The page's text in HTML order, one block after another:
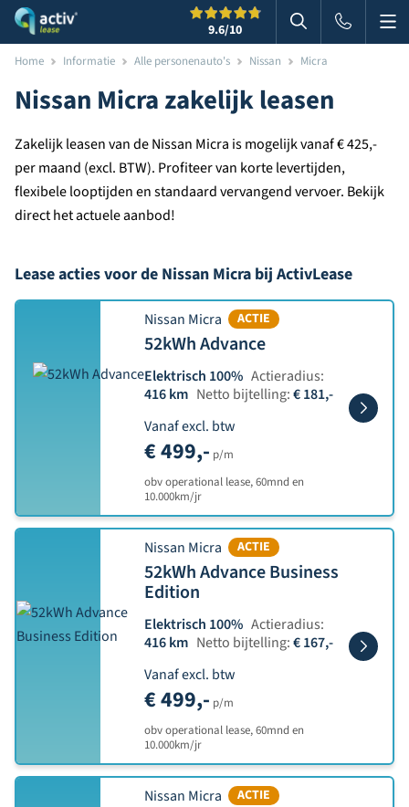
9.6/10 Zoeken in
Home Informatie Alle personenauto's Nissan Micra
Nissan Micra zakelijk leasen
Zakelijk leasen van de Nissan Micra is mogelijk vanaf € 425,-
per maand (excl. BTW). Profiteer van korte levertijden,
flexibele looptijden en standaard vervangend vervoer. Bekijk
direct het actuele aanbod!
Lease acties voor de Nissan Micra bij ActivLease
Nissan Micra ACTIE
52kWh Advance
Elektrisch 100% Actieradius:
416 km Netto bijtelling:€ 181,-
Vanaf excl. btw
€ 499,- p/m
obv operational lease, 60mnd en
10.000km/jr
Nissan Micra ACTIE
52kWh Advance Business
Edition
Elektrisch 100% Actieradius:
416 km Netto bijtelling:€ 167,-
Vanaf excl. btw
€ 499,- p/m
obv operational lease, 60mnd en
10.000km/jr
Nissan Micra ACTIE